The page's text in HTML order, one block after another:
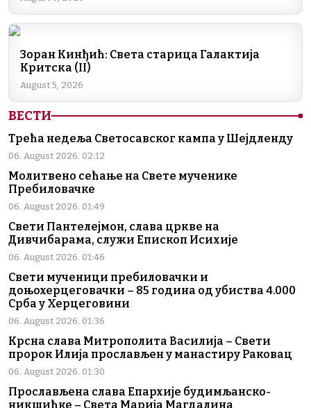
o
p
k
Зоран Кинђић: Света старица Галактија
Критска (II)
August 5, 2026
ВЕСТИ
Трећа недеља Светосавског кампа у Шејдленду
06. August 2026. 02:12
Молитвено сећање на Свете мученике
Пребиловачке
06. August 2026. 01:49
Свети Пантелејмон, слава цркве на
Дивчибарама, служи Епископ Исихије
06. August 2026. 01:46
Свети мученици пребиловачки и
доњохерцеговачки – 85 година од убиства 4.000
Срба у Херцеговини
06. August 2026. 01:36
Крсна слава Митрополита Василија – Свети
пророк Илија прослављен у манастиру Раковац
06. August 2026. 01:30
Прослављена слава Епархије будимљанско-
никшићке – Света Марија Магдалина